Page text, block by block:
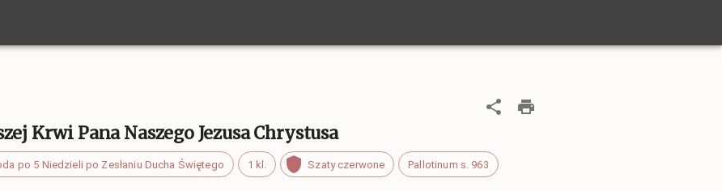
Krwi Pana Naszego Jezusa Chrystusa
po 5 Niedzieli po Zesłaniu Ducha Świętego 1 kl. Szaty czerwone Pallotinum s. 963